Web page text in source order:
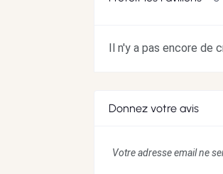
Il n'y a pas encore de
Donnez votre avis
Votre adresse email ne